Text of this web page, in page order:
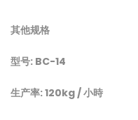
其他规格
型号: BC-14
生产率: 120kg / 小時